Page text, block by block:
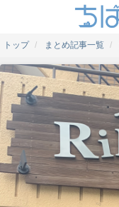
トップ まとめ記事一覧